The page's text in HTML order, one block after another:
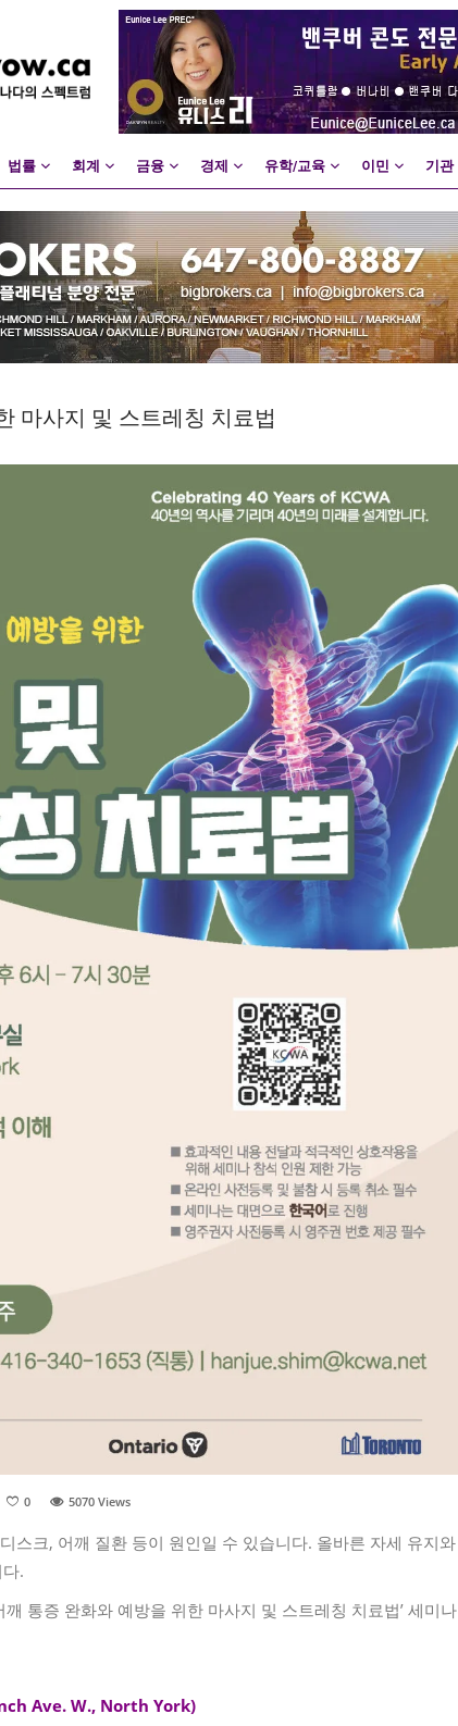
법률 회계 금융 경제 유학/교육 이민 기관
마사지 및 스트레칭 치료법
0 5070 Views
스크, 어깨 질환 등이 원인일 수 있습니다. 올바른 자세 유지와
.
통증 완화와 예방을 위한 마사지 및 스트레칭 치료법’ 세미나
Ave. W., North York)